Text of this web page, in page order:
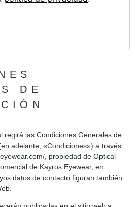
DE
regirá las Condiciones Generales de
adelante, «Condiciones») a través
, propiedad de Optical
de Kayros Eyewear, en
datos de contacto figuran también